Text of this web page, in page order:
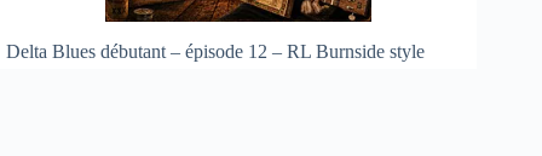
Delta Blues débutant – épisode 12 – RL Burnside style